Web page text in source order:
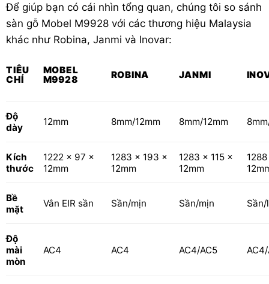
Để giúp bạn có cái nhìn tổng quan, chúng tôi so sánh
sàn gỗ Mobel M9928 với các thương hiệu Malaysia
khác như Robina, Janmi và Inovar:
TIÊU
CHÍ
MOBEL
M9928
ROBINA JANMI
Độ
dày
12mm 8mm/12mm 8mm/12mm
Kích
thước
1222 x 97 x
12mm
1283 x 193 x
12mm
1283 x 115 x
12mm
Bề
mặt
Vân EIR sần Sần/mịn Sần/mịn Sần/
Độ
mài
mòn
AC4 AC4 AC4/AC5